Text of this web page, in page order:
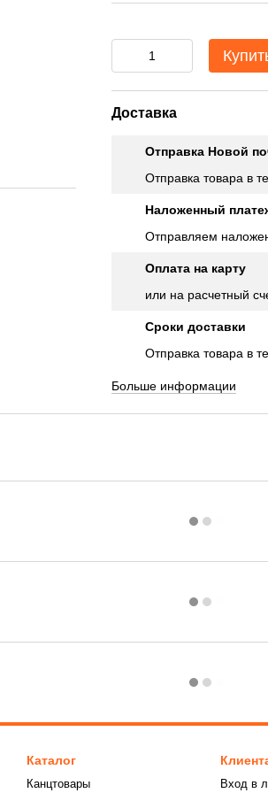
Доставка
Отправка Новой
Отправка товара в
Наложенный
Отправляем
Оплата на карту
или на расчетный
Сроки доставки
Отправка товара в
Больше информации
Каталог
Канцтовары Вход в